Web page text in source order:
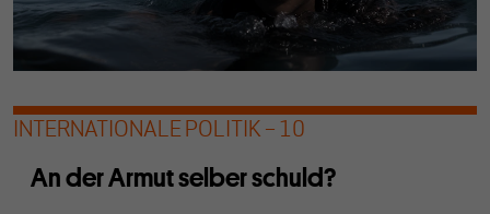
INTERNATIONALE POLITIK – 10
An der Armut selber schuld?